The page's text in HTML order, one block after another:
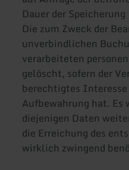
Dauer der Speicherung
Die zum Zweck der
unverbindlichen
verarbeiteten
gelöscht, sofern der
berechtigtes
Aufbewahrung hat. Es
diejenigen Daten
die Erreichung des
wirklich zwingend